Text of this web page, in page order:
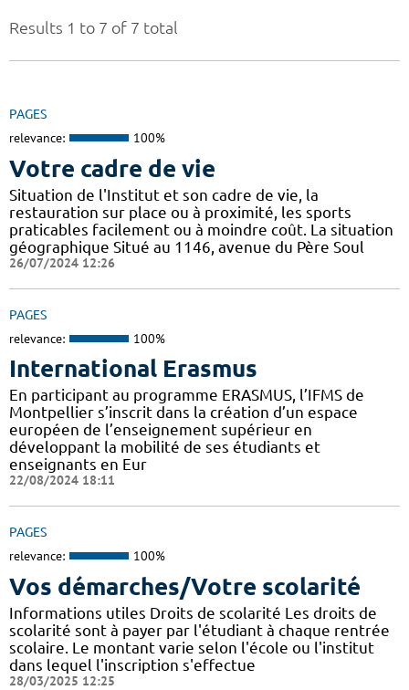
Results 1 to 7 of 7 total
PAGES
relevance: 100%
Votre cadre de vie
Situation de l'Institut et son cadre de vie, la
restauration sur place ou à proximité, les sports
praticables facilement ou à moindre coût. La situation
géographique Situé au 1146, avenue du Père Soul
26/07/2024 12:26
PAGES
relevance: 100%
International Erasmus
En participant au programme ERASMUS, l’IFMS de
Montpellier s’inscrit dans la création d’un espace
européen de l’enseignement supérieur en
développant la mobilité de ses étudiants et
enseignants en Eur
22/08/2024 18:11
PAGES
relevance: 100%
Vos démarches/Votre scolarité
Informations utiles Droits de scolarité Les droits de
scolarité sont à payer par l'étudiant à chaque rentrée
scolaire. Le montant varie selon l'école ou l'institut
dans lequel l'inscription s'effectue
28/03/2025 12:25